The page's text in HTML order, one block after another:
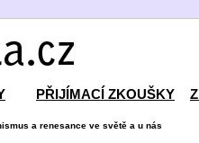
PŘIJÍMACÍ ZKOUŠKY
a renesance ve světě a u nás